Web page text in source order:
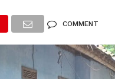
COMMENT